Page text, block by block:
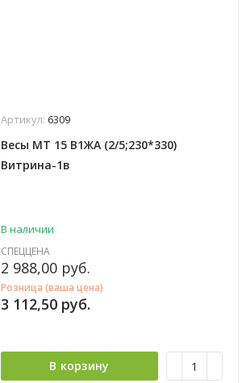
Артикул: 6309
Весы МТ 15 В1ЖА (2/5;230*330)
Витрина-1в
В наличии
СПЕЦЦЕНА
2 988,00 руб.
Розница (ваша цена)
3 112,50 руб.
В корзину